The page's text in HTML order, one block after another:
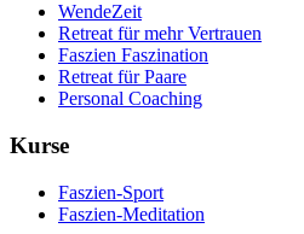
WendeZeit
Retreat für mehr Vertrauen
Faszien Faszination
Retreat für Paare
Personal Coaching
Kurse
Faszien-Sport
Faszien-Meditation